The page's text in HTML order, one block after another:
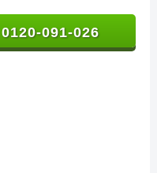
0120-091-026